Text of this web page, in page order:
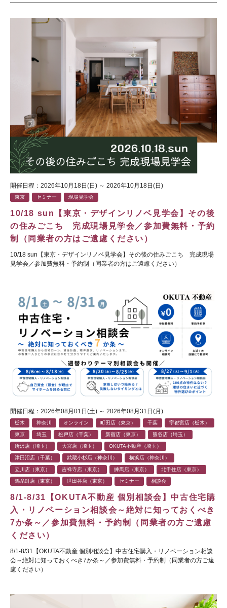
開催日程：2026年10月18日(日) ～ 2026年10月18日(日)
東京 セミナー 現場見学会
10/18 sun【東京・デザインリノベ見学会】その後
の住みごこち 完成現場見学会／参加費無料・予約
制（同業者の方はご遠慮ください）
10/18 sun【東京・デザインリノベ見学会】その後の住みごこち 完成現場
見学会／参加費無料・予約制（同業者の方はご遠慮ください）
開催日程：2026年08月01日(土) ～ 2026年08月31日(月)
栃木 神奈川 オンライン 町田店（東京） 千葉 宇都宮店（栃木）
東京 埼玉 松戸店（千葉） 新宿店（東京） 熊谷店（埼玉）
所沢店（埼玉） 大宮店（埼玉） OKUTA不動産（埼玉）
津田沼店（千葉） 武蔵小杉店（神奈川） 横浜店（神奈川）
立川店（東京） 吉祥寺店（東京） 練馬店（東京） 北千住店（東京）
錦糸町店（東京） 世田谷店（東京） セミナー 相談会
8/1-8/31【OKUTA不動産 個別相談会】中古住宅購
入・リノベーション相談会～絶対に知っておくべき
7か条～／参加費無料・予約制（同業者の方ご遠慮
ください）
8/1-8/31【OKUTA不動産 個別相談会】中古住宅購入・リノベーション相談
会～絶対に知っておくべき7か条～／参加費無料・予約制（同業者の方ご遠
慮ください）